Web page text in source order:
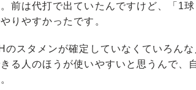
前は代打で出ていたんですけど、「1
りやすかったです。
スタメンが確定していなくていろん
る人のほうが使いやすいと思うんで、